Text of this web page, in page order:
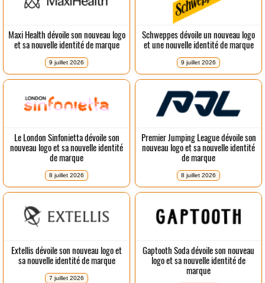
Maxi Health dévoile son nouveau logo
et sa nouvelle identité de marque
9 juillet 2026
Schweppes dévoile un nouveau logo
et une nouvelle identité de marque
9 juillet 2026
Le London Sinfonietta dévoile son
nouveau logo et sa nouvelle identité
de marque
8 juillet 2026
Premier Jumping League dévoile son
nouveau logo et sa nouvelle identité
de marque
8 juillet 2026
Extellis dévoile son nouveau logo et
sa nouvelle identité de marque
7 juillet 2026
Gaptooth Soda dévoile son nouveau
logo et sa nouvelle identité de
marque